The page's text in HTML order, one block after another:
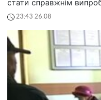
стати справжнім
23:43 26.08